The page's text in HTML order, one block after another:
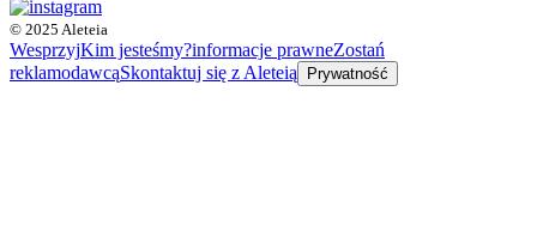
© 2025 Aleteia
WesprzyjKim jesteśmy?informacje prawneZostań
reklamodawcąSkontaktuj się z Aleteią Prywatność